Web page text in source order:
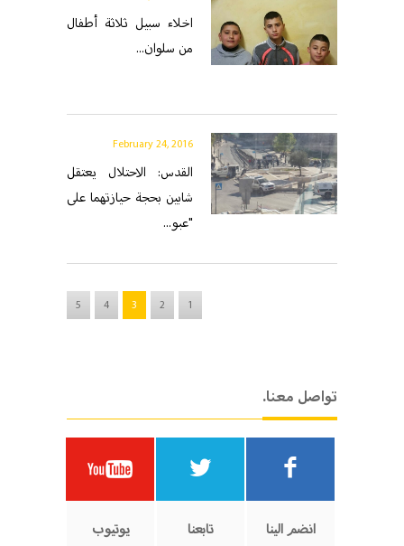
اخلاء سبيل ثلاثة أطفال
من سلوان...
February 24, 2016
القدس: الاحتلال يعتقل
شابين بحجة حيازتهما على
"عبو...
1
2
3
4
5
.تواصل معنا
يوتيوب تابعنا انضم الينا